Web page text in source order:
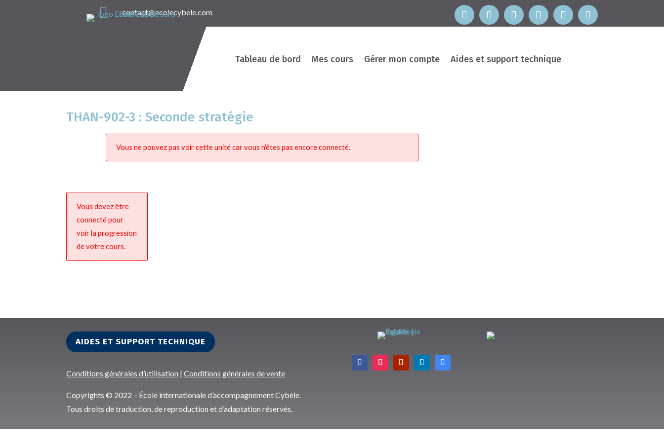
 contact@ecolecybele.com
Tableau de bord Mes cours Gérer mon compte Aides et support technique
THAN-902-3 : Seconde stratégie
Vous ne pouvez pas voir cette unité car vous n'êtes pas encore connecté.
Vous devez être
connecté pour
voir la progression
de votre cours.
AIDES ET SUPPORT TECHNIQUE
Conditions générales d’utilisation | Conditions générales de vente
Copyrights © 2022 – École internationale d’accompagnement Cybèle.
Tous droits de traduction, de reproduction et d’adaptation réservés.